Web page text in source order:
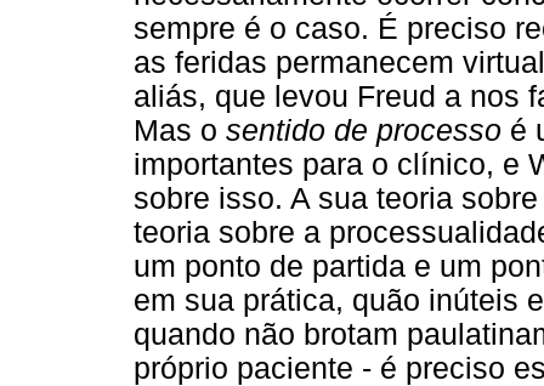
sempre é o caso. É preciso
as feridas permanecem
aliás, que levou Freud a nos
Mas o sentido de processo é
importantes para o clínico, e
sobre isso. A sua teoria
teoria sobre a
um ponto de partida e um
em sua prática, quão inúteis
quando não brotam
próprio paciente - é preciso